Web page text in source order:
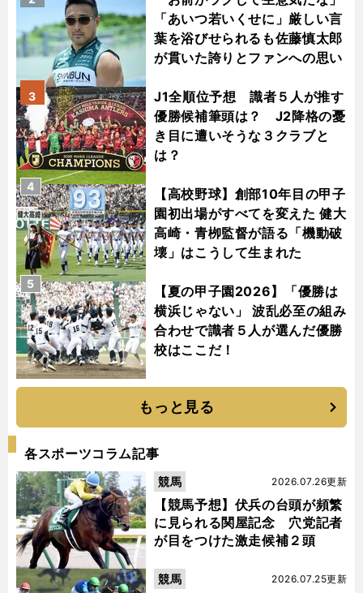
「あいつ若いくせに」厳しい言
葉を浴びせられるも佐藤慎太郎
が貫いた誇りとファンへの思い
J1全順位予想 識者５人が推す
優勝候補筆頭は？ J2降格の憂
き目に遭いそうな３クラブと
は？
3
【高校野球】創部10年目の甲子
園初出場がすべてを変えた 健大
高崎・青栁監督が語る「機動破
壊」はこうして生まれた
4
【夏の甲子園2026】「優勝は
横浜じゃない」 波乱必至の組み
合わせで識者５人が選んだ優勝
校はここだ！
5
もっと見る
各スポーツコラム記事
【競馬予想】伏兵の台頭が頻繁
に見られる関屋記念 穴党記者
が目をつけた激走候補２頭
2026.07.26更新
競馬
2026.07.25更新
競馬